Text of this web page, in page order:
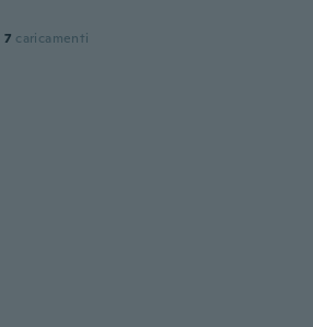
7 caricamenti